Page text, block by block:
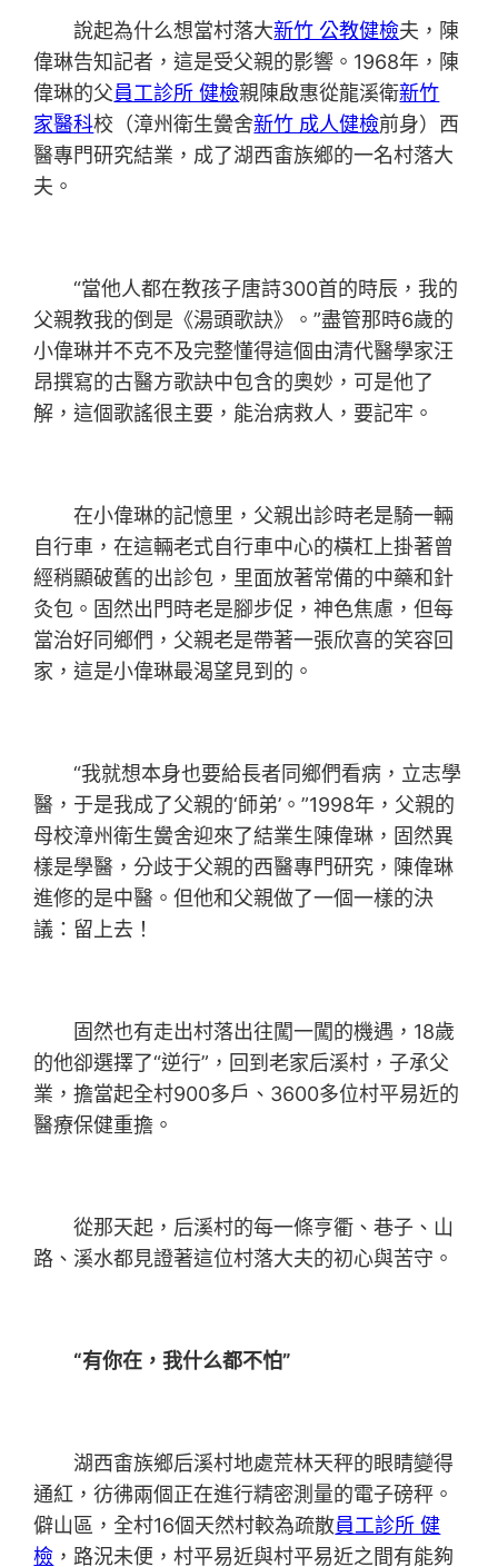
說起為什么想當村落大新竹 公教健檢夫，陳
偉琳告知記者，這是受父親的影響。1968年，陳
偉琳的父員工診所 健檢親陳啟惠從龍溪衛新竹
家醫科校（漳州衛生黌舍新竹 成人健檢前身）西
醫專門研究結業，成了湖西畬族鄉的一名村落大
夫。
“當他人都在教孩子唐詩300首的時辰，我的
父親教我的倒是《湯頭歌訣》。”盡管那時6歲的
小偉琳并不克不及完整懂得這個由清代醫學家汪
昂撰寫的古醫方歌訣中包含的奧妙，可是他了
解，這個歌謠很主要，能治病救人，要記牢。
在小偉琳的記憶里，父親出診時老是騎一輛
自行車，在這輛老式自行車中心的橫杠上掛著曾
經稍顯破舊的出診包，里面放著常備的中藥和針
灸包。固然出門時老是腳步促，神色焦慮，但每
當治好同鄉們，父親老是帶著一張欣喜的笑容回
家，這是小偉琳最渴望見到的。
“我就想本身也要給長者同鄉們看病，立志學
醫，于是我成了父親的‘師弟’。”1998年，父親的
母校漳州衛生黌舍迎來了結業生陳偉琳，固然異
樣是學醫，分歧于父親的西醫專門研究，陳偉琳
進修的是中醫。但他和父親做了一個一樣的決
議：留上去！
固然也有走出村落出往闖一闖的機遇，18歲
的他卻選擇了“逆行”，回到老家后溪村，子承父
業，擔當起全村900多戶、3600多位村平易近的
醫療保健重擔。
從那天起，后溪村的每一條亨衢、巷子、山
路、溪水都見證著這位村落大夫的初心與苦守。
“有你在，我什么都不怕”
湖西畬族鄉后溪村地處荒林天秤的眼睛變得
通紅，彷彿兩個正在進行精密測量的電子磅秤。
僻山區，全村16個天然村較為疏散員工診所 健
檢 ，路況未便，村平易近與村平易近之間有能夠